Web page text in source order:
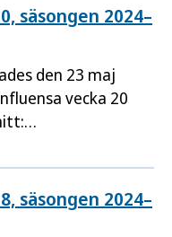
säsongen 2024–
den 23 maj
vecka 20
säsongen 2024–